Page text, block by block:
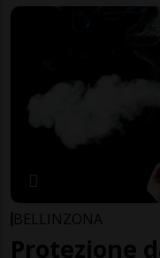
BELLINZONA
Protezione